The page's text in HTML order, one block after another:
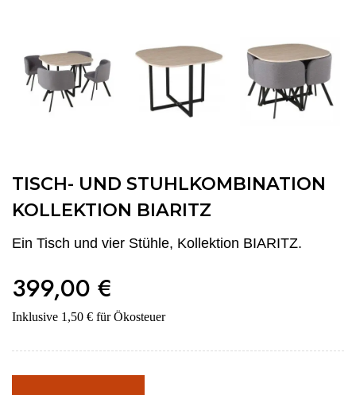
TISCH- UND STUHLKOMBINATION
KOLLEKTION BIARITZ
Ein Tisch und vier Stühle, Kollektion BIARITZ.
399,00 €
Inklusive 1,50 € für Ökosteuer